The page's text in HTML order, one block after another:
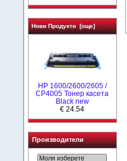
Нови Продукти [още]
HP 1600/2600/2605 /
CP4005 Тонер касета
Black new
€ 24.54
Производители